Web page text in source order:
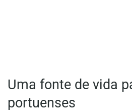
Uma fonte de vida
portuenses